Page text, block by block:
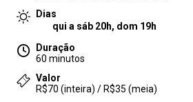
Dias
qui a sáb 20h, dom 19h
Duração
60 minutos
Valor
R$70 (inteira) / R$35 (meia)